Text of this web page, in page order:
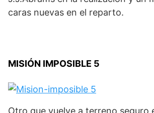
caras nuevas en el reparto.
MISIÓN IMPOSIBLE 5